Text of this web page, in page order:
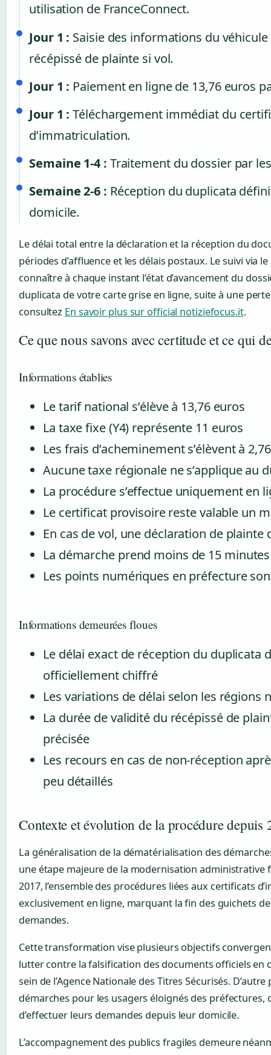
utilisation de FranceConnect.
Jour 1 : Saisie des informations du
récépissé de plainte si vol.
Jour 1 : Paiement en ligne de 13,76 euros
Jour 1 : Téléchargement immédiat du
d’immatriculation.
Semaine 1-4 : Traitement du dossier par les
Semaine 2-6 : Réception du duplicata
domicile.
Le délai total entre la déclaration et la réception du
périodes d’affluence et les délais postaux. Le suivi via
connaître à chaque instant l’état d’avancement du
duplicata de votre carte grise en ligne, suite à une
consultez En savoir plus sur official notiziefocus.it.
Ce que nous savons avec certitude et ce qui
Informations établies
Le tarif national s’élève à 13,76 euros
La taxe fixe (Y4) représente 11 euros
Les frais d’acheminement s’élèvent à
Aucune taxe régionale ne s’applique au
La procédure s’effectue uniquement en
Le certificat provisoire reste valable un
En cas de vol, une déclaration de plainte
La démarche prend moins de 15 minutes
Les points numériques en préfecture
Informations demeurées floues
Le délai exact de réception du duplicata
officiellement chiffré
Les variations de délai selon les régions
La durée de validité du récépissé de
précisée
Les recours en cas de non-réception
peu détaillés
Contexte et évolution de la procédure depuis
La généralisation de la dématérialisation des
une étape majeure de la modernisation administrative
2017, l’ensemble des procédures liées aux certificats
exclusivement en ligne, marquant la fin des guichets
demandes.
Cette transformation vise plusieurs objectifs
lutter contre la falsification des documents officiels en
sein de l’Agence Nationale des Titres Sécurisés.
démarches pour les usagers éloignés des préfectures,
d’effectuer leurs demandes depuis leur domicile.
L’accompagnement des publics fragiles demeure